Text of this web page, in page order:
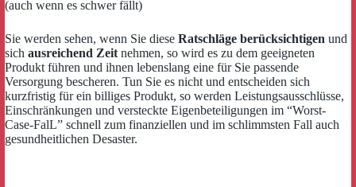
(auch wenn es schwer fällt)
Sie werden sehen, wenn Sie diese Ratschläge berücksichtigen und
sich ausreichend Zeit nehmen, so wird es zu dem geeigneten
Produkt führen und ihnen lebenslang eine für Sie passende
Versorgung bescheren. Tun Sie es nicht und entscheiden sich
kurzfristig für ein billiges Produkt, so werden Leistungsausschlüsse,
Einschränkungen und versteckte Eigenbeteiligungen im “Worst-
Case-FalL” schnell zum finanziellen und im schlimmsten Fall auch
gesundheitlichen Desaster.